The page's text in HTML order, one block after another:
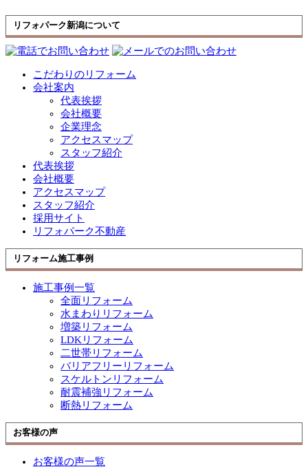
リフォパーク新潟について
こだわりのリフォーム
会社案内
代表挨拶
会社概要
企業理念
アクセスマップ
スタッフ紹介
代表挨拶
会社概要
アクセスマップ
スタッフ紹介
採用サイト
リフォパーク不動産
リフォーム施工事例
施工事例一覧
全面リフォーム
水まわりリフォーム
増築リフォーム
LDKリフォーム
二世帯リフォーム
バリアフリーリフォーム
スケルトンリフォーム
耐震補強リフォーム
断熱リフォーム
お客様の声
お客様の声一覧